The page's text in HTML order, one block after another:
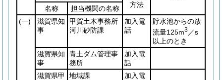
方法
名称
担当機関の名称
(一)
滋賀県知
事
甲賀土木事務所
河川砂防課
加入電
話
貯水池からの放
流量125m3 ／s
以上のとき
滋賀県知
事
青土ダム管理事
務所
加入電
話
滋賀県甲
地域課
加入電